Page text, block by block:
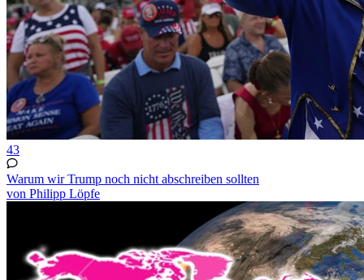
43
Warum wir Trump noch nicht abschreiben sollten
von Philipp Löpfe